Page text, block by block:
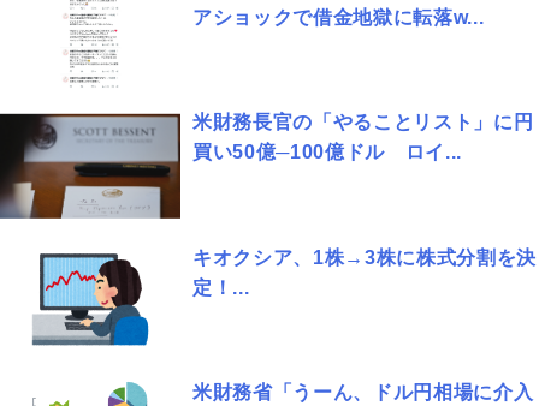
アショックで借金地獄に転落w...
米財務長官の「やることリスト」に円
買い50億─100億ドル ロイ...
キオクシア、1株→3株に株式分割を決
定！...
米財務省「うーん、ドル円相場に介入